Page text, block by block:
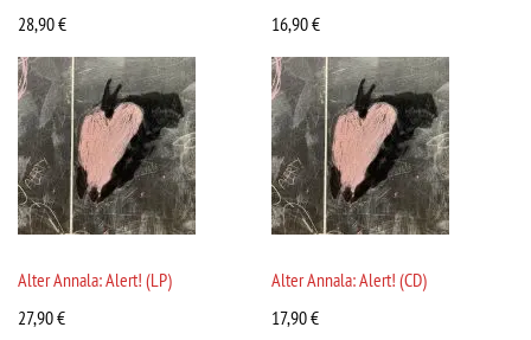
28,90€
16,90€
Alter Annala: Alert! (LP)
27,90€
Alter Annala: Alert! (CD)
17,90€